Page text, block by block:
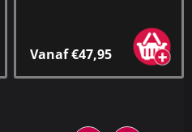
Vanaf €47,95